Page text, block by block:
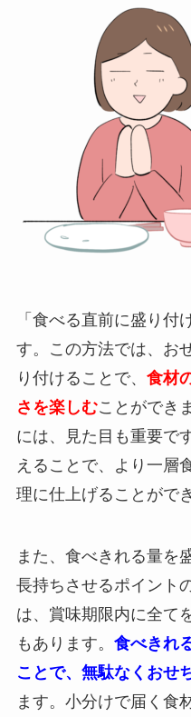
「食べる直前に盛り付
す。この方法では、お
り付けることで、 食材
さを楽しむことができ
には、見た目も重要で
えることで、より一層
理に仕上げることがで
また、食べきれる量を
長持ちさせるポイント
は、賞味期限内に全て
もあります。 食べきれ
ことで、無駄なくおせ
ます。小分けで届く食